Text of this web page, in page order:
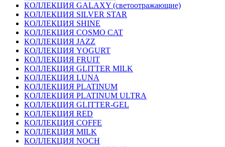
КОЛЛЕКЦИЯ GALAXY (светоотражающие)
КОЛЛЕКЦИЯ SILVER STAR
КОЛЛЕКЦИЯ SHINE
КОЛЛЕКЦИЯ COSMO CAT
КОЛЛЕКЦИЯ JAZZ
КОЛЛЕКЦИЯ YOGURT
КОЛЛЕКЦИЯ FRUIT
КОЛЛЕКЦИЯ GLITTER MILK
КОЛЛЕКЦИЯ LUNA
КОЛЛЕКЦИЯ PLATINUM
КОЛЛЕКЦИЯ PLATINUM ULTRA
КОЛЛЕКЦИЯ GLITTER-GEL
КОЛЛЕКЦИЯ RED
КОЛЛЕКЦИЯ COFFE
КОЛЛЕКЦИЯ MILK
КОЛЛЕКЦИЯ NOCH